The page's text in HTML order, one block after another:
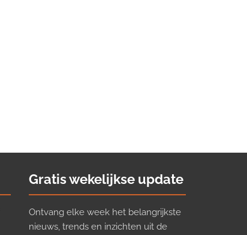
Gratis wekelijkse update
Ontvang elke week het belangrijkste
nieuws, trends en inzichten uit de